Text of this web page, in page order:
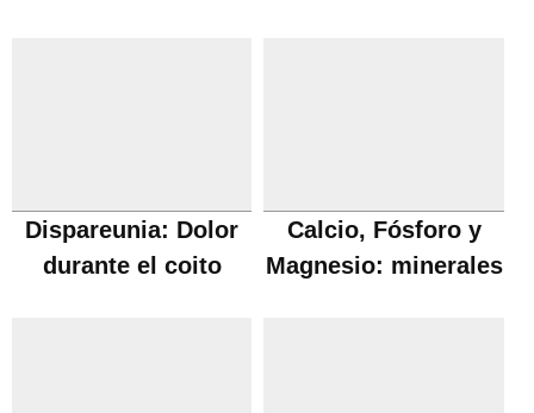
Dispareunia: Dolor
durante el coito
Calcio, Fósforo y
Magnesio: minerales